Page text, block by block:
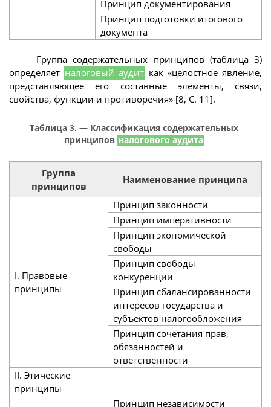
Принцип документирования
Принцип подготовки итогового
документа
Группа содержательных принципов (таблица 3)
определяет налоговый аудит как «целостное явление,
представляющее его составные элементы, связи,
свойства, функции и противоречия» [8, С. 11].
Таблица 3. — Классификация содержательных
принципов налогового аудита
Группа
принципов
Наименование принципа
I. Правовые
принципы
Принцип законности
Принцип императивности
Принцип экономической
свободы
Принцип свободы
конкуренции
Принцип сбалансированности
интересов государства и
субъектов налогообложения
Принцип сочетания прав,
обязанностей и
ответственности
II. Этические
принципы
Принцип независимости